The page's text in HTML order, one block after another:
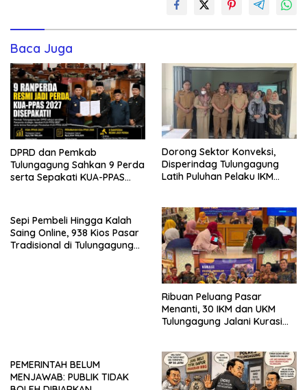
Baca Juga
DPRD dan Pemkab
Tulungagung Sahkan 9 Perda
serta Sepakati KUA-PPAS
Dorong Sektor Konveksi,
Disperindag Tulungagung
Latih Puluhan Pelaku IKM
Sepi Pembeli Hingga Kalah
Saing Online, 938 Kios Pasar
Tradisional di Tulungagung
Ribuan Peluang Pasar
Menanti, 30 IKM dan UKM
Tulungagung Jalani Kurasi
PEMERINTAH BELUM
MENJAWAB: PUBLIK TIDAK